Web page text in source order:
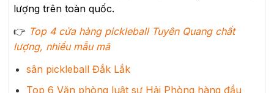
lượng trên toàn quốc.
👉 Top 4 cửa hàng pickleball Tuyên Quang chất
lượng, nhiều mẫu mã
sân pickleball Đắk Lắk
Top 6 Văn phòng luật sư Hải Phòng hàng đầu